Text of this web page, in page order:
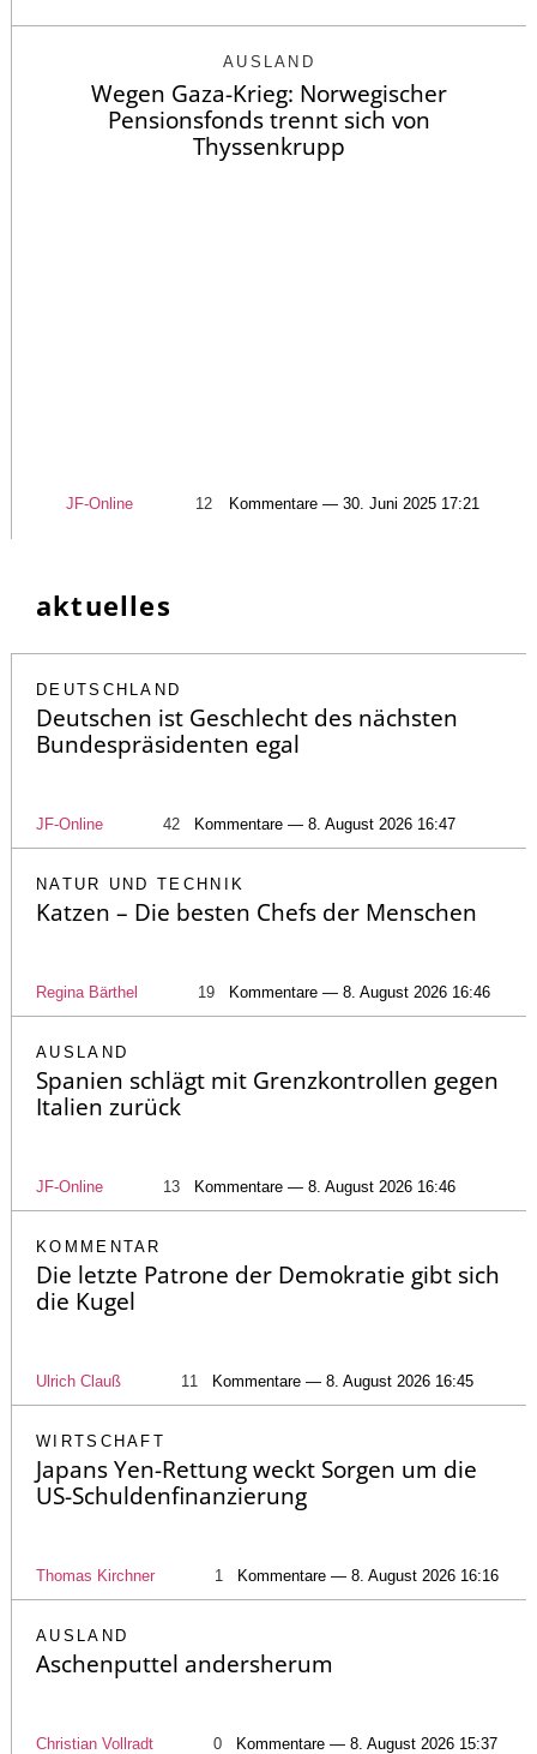
AUSLAND
Wegen Gaza-Krieg: Norwegischer
Pensionsfonds trennt sich von
Thyssenkrupp
JF-Online 12 Kommentare — 30. Juni 2025 17:21
aktuelles
DEUTSCHLAND
Deutschen ist Geschlecht des nächsten
Bundespräsidenten egal
JF-Online 42 Kommentare — 8. August 2026 16:47
NATUR UND TECHNIK
Katzen – Die besten Chefs der Menschen
Regina Bärthel 19 Kommentare — 8. August 2026 16:46
AUSLAND
Spanien schlägt mit Grenzkontrollen gegen
Italien zurück
JF-Online 13 Kommentare — 8. August 2026 16:46
KOMMENTAR
Die letzte Patrone der Demokratie gibt sich
die Kugel
Ulrich Clauß 11 Kommentare — 8. August 2026 16:45
WIRTSCHAFT
Japans Yen-Rettung weckt Sorgen um die
US-Schuldenfinanzierung
Thomas Kirchner 1 Kommentare — 8. August 2026 16:16
AUSLAND
Aschenputtel andersherum
Christian Vollradt 0 Kommentare — 8. August 2026 15:37